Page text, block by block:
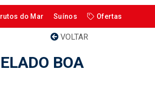
do Mar Suínos Ofertas
VOLTAR
BOA